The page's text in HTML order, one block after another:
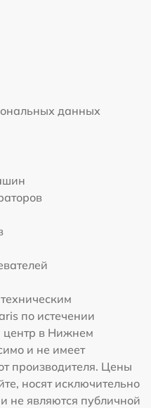
данных
по истечении
центр в Нижнем
и не имеет
производителя. Цены
носят исключительно
не являются публичной